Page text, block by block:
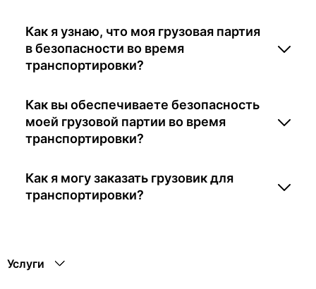
Как я узнаю, что моя грузовая партия
в безопасности во время
транспортировки?
Как вы обеспечиваете безопасность
моей грузовой партии во время
транспортировки?
Как я могу заказать грузовик для
транспортировки?
Услуги